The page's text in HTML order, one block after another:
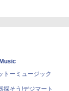
トーミュージック
探そう!デジマート